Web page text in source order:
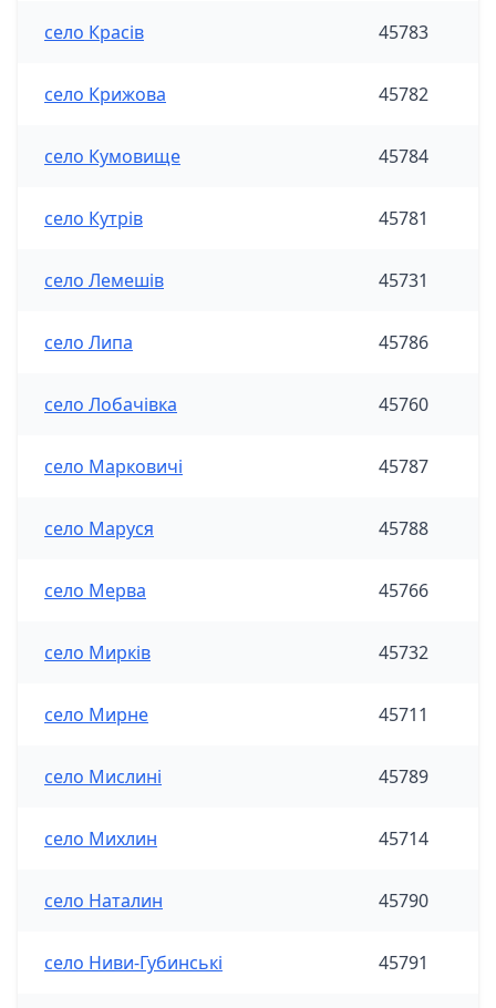
село Красів 45783
село Крижова 45782
село Кумовище 45784
село Кутрів 45781
село Лемешів 45731
село Липа 45786
село Лобачівка 45760
село Марковичі 45787
село Маруся 45788
село Мерва 45766
село Мирків 45732
село Мирне 45711
село Мислині 45789
село Михлин 45714
село Наталин 45790
село Ниви-Губинські 45791